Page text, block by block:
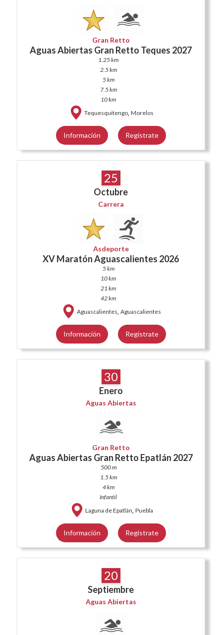
Gran Retto
Aguas Abiertas Gran Retto Teques 2027
1.25 km
2.5 km
5 km
7.5 km
10 km
Tequesquitengo, Morelos
Información Regístrate
25
Octubre
Carrera
Asdeporte
XV Maratón Aguascalientes 2026
5 km
10 km
21 km
42 km
Aguascalientes, Aguascalientes
Información Regístrate
30
Enero
Aguas Abiertas
Gran Retto
Aguas Abiertas Gran Retto Epatlán 2027
500 m
1.5 km
4 km
Infantil
Laguna de Epatlán, Puebla
Información Regístrate
20
Septiembre
Aguas Abiertas